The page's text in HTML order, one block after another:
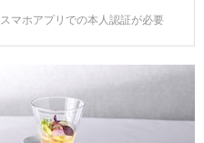
マホアプリでの本人認証が必要